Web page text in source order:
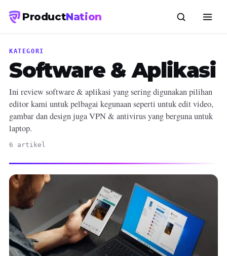
ProductNation
KATEGORI
Software & Aplikasi
Ini review software & aplikasi yang sering digunakan pilihan
editor kami untuk pelbagai kegunaan seperti untuk edit video,
gambar dan design juga VPN & antivirus yang berguna untuk
laptop.
6 artikel